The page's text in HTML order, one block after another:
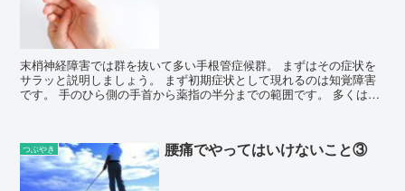
末梢神経障害では群を抜いて多い手根管症候群。 まずはその症状を
サラッと説明しましょう。 まず初期症状として現れるのは知覚障害
です。 手のひら側の手首から薬指の半分までの範囲です。 多くは指
つぶやき 腰痛でやってはいけないこと③